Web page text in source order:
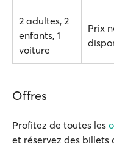
2 adultes, 2
enfants, 1
voiture
Prix
Offres
Profitez de toutes les
et réservez des